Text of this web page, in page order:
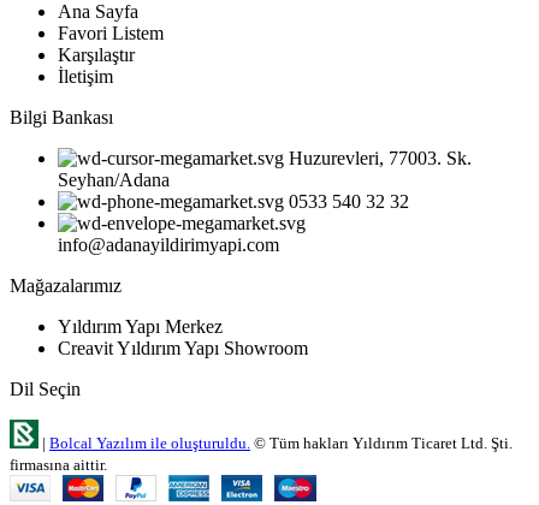
Ana Sayfa
Favori Listem
Karşılaştır
İletişim
Bilgi Bankası
Huzurevleri, 77003. Sk.
Seyhan/Adana
0533 540 32 32
info@adanayildirimyapi.com
Mağazalarımız
Yıldırım Yapı Merkez
Creavit Yıldırım Yapı Showroom
Dil Seçin
| Bolcal Yazılım ile oluşturuldu. © Tüm hakları Yıldırım Ticaret Ltd. Şti.
firmasına aittir.